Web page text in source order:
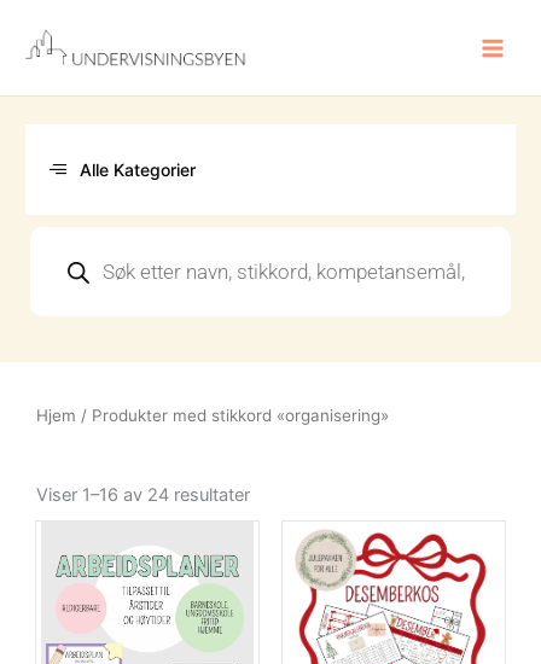
innholdet
Alle Kategorier
search
Hjem / Produkter med stikkord «organisering»
Viser 1–16 av 24 resultateretter